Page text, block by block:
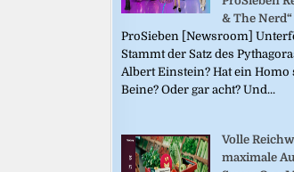
& The Nerd“
ProSieben [Newsroom]
Stammt der Satz des
Albert Einstein? Hat ein Homo
Beine? Oder gar acht? Und...
Volle
maximale